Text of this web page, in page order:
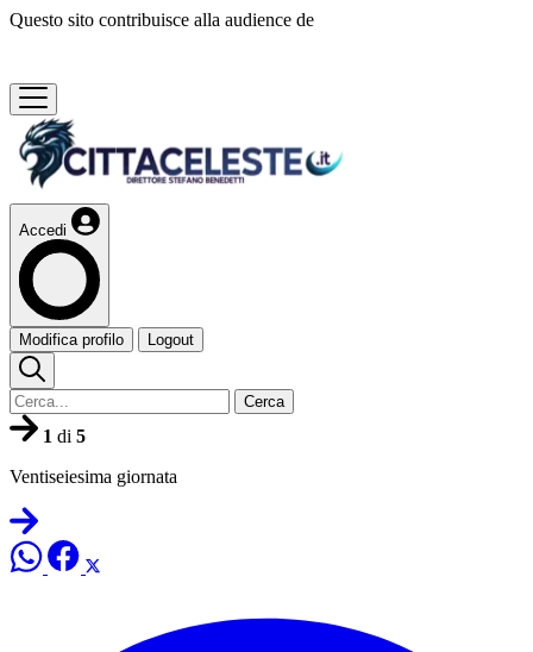
Questo sito contribuisce alla audience de
Accedi
Modifica profilo Logout
Cerca
1 di 5
Ventiseiesima giornata